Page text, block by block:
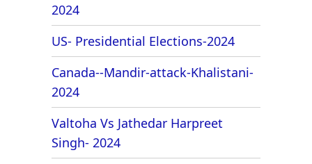
2024
US- Presidential Elections-2024
Canada--Mandir-attack-Khalistani-
2024
Valtoha Vs Jathedar Harpreet
Singh- 2024